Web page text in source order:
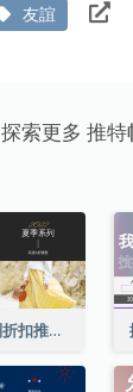
友誼
探索更多 推特
2022夏季系列折扣推特帖子